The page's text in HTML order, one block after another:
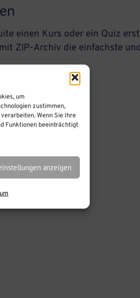
um
zustimmen,
Wenn Sie Ihre
Funktionen beeinträchtigt
anzeigen
einen Kurs oder ein Quiz
ZIP-Archiv die einfachste